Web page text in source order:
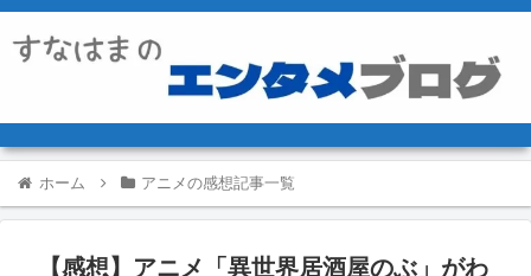
ホーム アニメの感想記事一覧
【感想】アニメ「異世界居酒屋のぶ」がわ